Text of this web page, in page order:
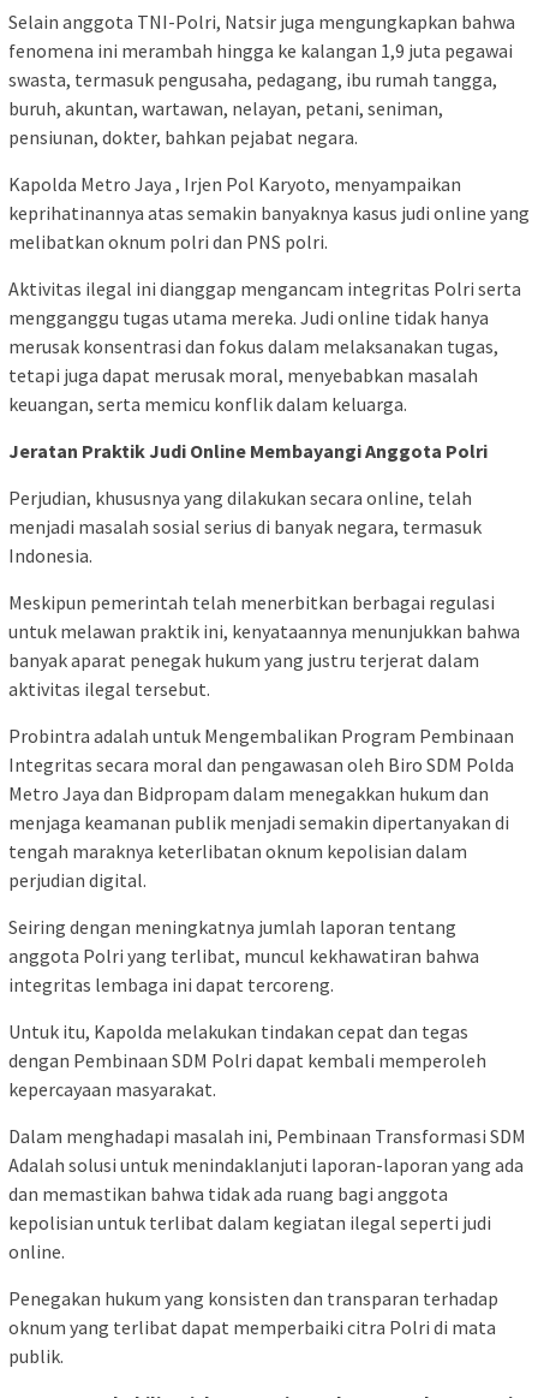
Selain anggota TNI-Polri, Natsir juga mengungkapkan bahwa
fenomena ini merambah hingga ke kalangan 1,9 juta pegawai
swasta, termasuk pengusaha, pedagang, ibu rumah tangga,
buruh, akuntan, wartawan, nelayan, petani, seniman,
pensiunan, dokter, bahkan pejabat negara.
Kapolda Metro Jaya , Irjen Pol Karyoto, menyampaikan
keprihatinannya atas semakin banyaknya kasus judi online yang
melibatkan oknum polri dan PNS polri.
Aktivitas ilegal ini dianggap mengancam integritas Polri serta
mengganggu tugas utama mereka. Judi online tidak hanya
merusak konsentrasi dan fokus dalam melaksanakan tugas,
tetapi juga dapat merusak moral, menyebabkan masalah
keuangan, serta memicu konflik dalam keluarga.
Jeratan Praktik Judi Online Membayangi Anggota Polri
Perjudian, khususnya yang dilakukan secara online, telah
menjadi masalah sosial serius di banyak negara, termasuk
Indonesia.
Meskipun pemerintah telah menerbitkan berbagai regulasi
untuk melawan praktik ini, kenyataannya menunjukkan bahwa
banyak aparat penegak hukum yang justru terjerat dalam
aktivitas ilegal tersebut.
Probintra adalah untuk Mengembalikan Program Pembinaan
Integritas secara moral dan pengawasan oleh Biro SDM Polda
Metro Jaya dan Bidpropam dalam menegakkan hukum dan
menjaga keamanan publik menjadi semakin dipertanyakan di
tengah maraknya keterlibatan oknum kepolisian dalam
perjudian digital.
Seiring dengan meningkatnya jumlah laporan tentang
anggota Polri yang terlibat, muncul kekhawatiran bahwa
integritas lembaga ini dapat tercoreng.
Untuk itu, Kapolda melakukan tindakan cepat dan tegas
dengan Pembinaan SDM Polri dapat kembali memperoleh
kepercayaan masyarakat.
Dalam menghadapi masalah ini, Pembinaan Transformasi SDM
Adalah solusi untuk menindaklanjuti laporan-laporan yang ada
dan memastikan bahwa tidak ada ruang bagi anggota
kepolisian untuk terlibat dalam kegiatan ilegal seperti judi
online.
Penegakan hukum yang konsisten dan transparan terhadap
oknum yang terlibat dapat memperbaiki citra Polri di mata
publik.